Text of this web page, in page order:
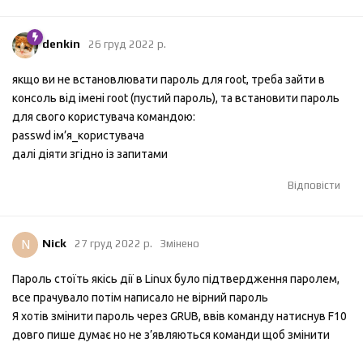
denkin 26 груд 2022 р.
якщо ви не встановлювати пароль для root, треба зайти в
консоль від імені root (пустий пароль), та встановити пароль
для свого користувача командою:
passwd ім’я_користувача
далі діяти згідно із запитами
Відповісти
N Nick 27 груд 2022 р. Змінено
Пароль стоїть якісь дії в Linux було підтвердження паролем,
все прачувало потім написало не вірний пароль
Я хотів змінити пароль через GRUB, ввів команду натиснув F10
довго пише думає но не з’являються команди щоб змінити